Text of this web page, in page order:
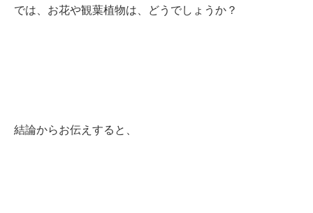
では、お花や観葉植物は、どうでしょうか？
結論からお伝えすると、